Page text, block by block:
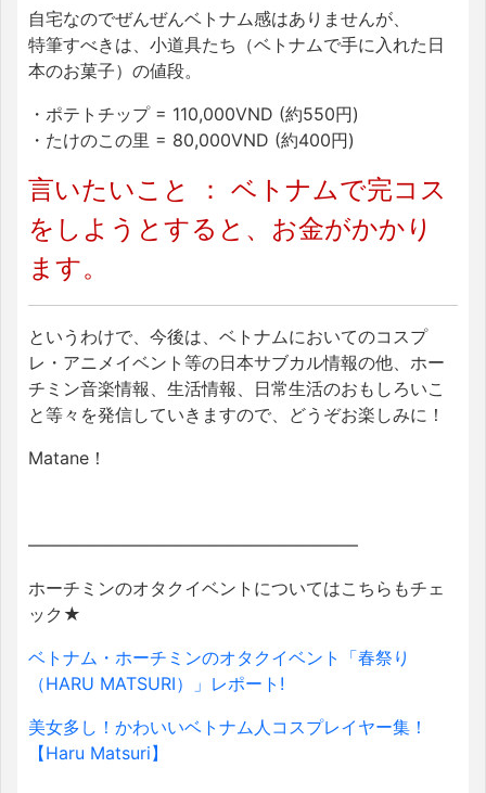
自宅なのでぜんぜんベトナム感はありませんが、
特筆すべきは、小道具たち（ベトナムで手に入れた日
本のお菓子）の値段。
・ポテトチップ = 110,000VND (約550円)
・たけのこの里 = 80,000VND (約400円)
言いたいこと ： ベトナムで完コス
をしようとすると、お金がかかり
ます。
というわけで、今後は、ベトナムにおいてのコスプ
レ・アニメイベント等の日本サブカル情報の他、ホー
チミン音楽情報、生活情報、日常生活のおもしろいこ
と等々を発信していきますので、どうぞお楽しみに！
Matane！
———————————————————
ホーチミンのオタクイベントについてはこちらもチェ
ック★
ベトナム・ホーチミンのオタクイベント「春祭り
（HARU MATSURI）」レポート!
美女多し！かわいいベトナム人コスプレイヤー集！
【Haru Matsuri】